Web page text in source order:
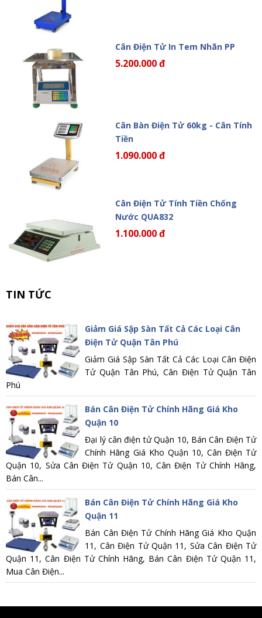
Cân Điện Tử In Tem Nhãn PP
5.200.000 đ
Cân Bàn Điện Tử 60kg - Cân Tính
Tiền
1.090.000 đ
Cân Điện Tử Tính Tiền Chống
Nước QUA832
1.100.000 đ
TIN TỨC
Giảm Giá Sập Sàn Tất Cả Các Loại Cân
Điện Tử Quận Tân Phú
Giảm Giá Sập Sàn Tất Cả Các Loại Cân Điện
Tử Quận Tân Phú, Cân Điện Tử Quận Tân
Phú
Bán Cân Điện Tử Chính Hãng Giá Kho
Quận 10
Đại lý cân điện tử Quận 10, Bán Cân Điện Tử
Chính Hãng Giá Kho Quận 10, Cân Điện Tử
Quận 10, Sửa Cân Điện Tử Quận 10, Cân Điện Tử Chính Hãng,
Bán Cân...
Bán Cân Điện Tử Chính Hãng Giá Kho
Quận 11
Bán Cân Điện Tử Chính Hãng Giá Kho Quận
11, Cân Điện Tử Quận 11, Sửa Cân Điện Tử
Quận 11, Cân Điện Tử Chính Hãng, Bán Cân Điện Tử Quận 11,
Mua Cân Điện...